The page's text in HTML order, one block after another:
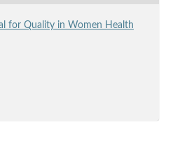
for Quality in Women Health